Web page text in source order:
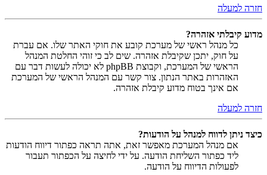
חזרה למעלה
מדוע קיבלתי אזהרה?
כל מנהל ראשי של מערכת קובע את חוקי האתר שלו. אם עברת
על חוק, יתכן שקיבלת אזהרה. שים לב כי זוהי החלטת המנהל
הראשי של המערכת, וקבוצת phpBB לא יכולה לעשות דבר עם
האזהרות באתר הנתון. צור קשר עם המנהל הראשי של המערכת
אם אינך בטוח מדוע קיבלת אזהרה.
חזרה למעלה
כיצד ניתן לדווח למנהל על הודעות?
אם מנהל המערכת מאפשר זאת, אתה תראה כפתור דיווח הודעות
ליד כפתור השליחת הודעה. על ידי לחיצה על הכפתור תעבור
לפעולות הדיווח על הודעה.